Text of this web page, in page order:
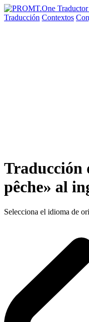
Traducción Contextos
Traducción
pêche» al
Selecciona el idioma de